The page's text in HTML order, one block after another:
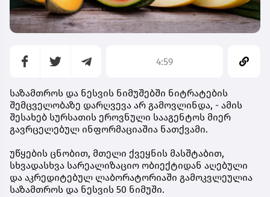
4:59
საზამთროს და ნესვის ნიმუშებში ნიტრატების
შემცველობაზე დარღვევა არ გამოვლინდა, - ამის
შესახებ სურსათის ეროვნული სააგენტოს მიერ
გავრცელებულ ინფორმაციაშია ნათქვამი.
უწყების ცნობით, მთელი ქვეყნის მასშტაბით,
სხვადასხვა სარეალიზაციო ობიექტიდან აღებული
და აკრედიტებულ ლაბორატორიაში გამოკვლეულია
საზამთროს და ნესვის 50 ნიმუში.